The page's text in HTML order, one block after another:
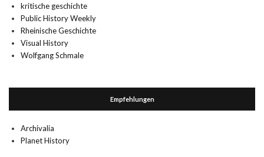
kritische geschichte
Public History Weekly
Rheinische Geschichte
Visual History
Wolfgang Schmale
Empfehlungen
Archivalia
Planet History